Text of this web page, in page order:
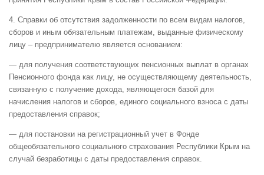
4. Справки об отсутствия задолженности по всем видам налогов,
сборов и иным обязательным платежам, выданные физическому
лицу – предпринимателю является основанием:
— для получения соответствующих пенсионных выплат в органах
Пенсионного фонда как лицу, не осуществляющему деятельность,
связанную с получение дохода, являющегося базой для
начисления налогов и сборов, единого социального взноса с даты
предоставления справок;
— для постановки на регистрационный учет в Фонде
общеобязательного социального страхования Республики Крым на
случай безработицы с даты предоставления справок.